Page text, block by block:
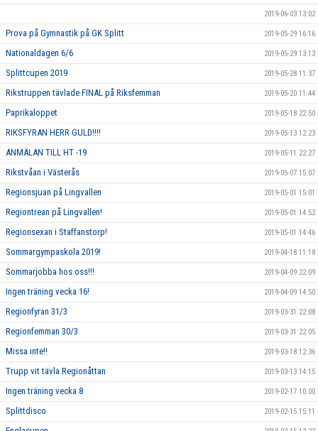
2019-06-03 13:02
Prova på Gymnastik på GK Splitt 2019-05-29 16:16
Nationaldagen 6/6 2019-05-29 13:13
Splittcupen 2019 2019-05-28 11:37
Rikstruppen tävlade FINAL på Riksfemman 2019-05-20 11:44
Paprikaloppet 2019-05-18 22:50
RIKSFYRAN HERR GULD!!!! 2019-05-13 12:23
ANMÄLAN TILL HT -19 2019-05-11 22:27
Rikstvåan i Västerås 2019-05-07 15:07
Regionsjuan på Lingvallen 2019-05-01 15:01
Regiontrean på Lingvallen! 2019-05-01 14:52
Regionsexan i Staffanstorp! 2019-05-01 14:46
Sommargympaskola 2019! 2019-04-18 11:18
Sommarjobba hos oss!!! 2019-04-09 22:09
Ingen träning vecka 16! 2019-04-09 14:50
Regionfyran 31/3 2019-03-31 22:08
Regionfemman 30/3 2019-03-31 22:05
Missa inte!! 2019-03-18 12:36
Trupp vit tävla Regionåttan 2019-03-13 14:15
Ingen träning vecka 8 2019-02-17 10:00
Splittdisco 2019-02-15 15:11